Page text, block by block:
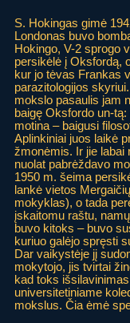
S. Hokingas gimė
Londonas buvo
Hokingo, V-2 sprogo
persikėlė į Oksfordą,
kur jo tėvas Frankas
parazitologijos
mokslo pasaulis jam
baigę Oksfordo un-
motina – baigusi
Aplinkiniai juos laikė
žmonėmis. Ir jie labai
nuolat pabrėždavo
1950 m. šeima
lankė vietos
mokyklas), o tada
įskaitomu raštu,
buvo kitoks – buvo
kuriuo galėjo spręsti
Dar vaikystėje jį
mokytojo, jis tvirtai
kad toks
universitetiniame
mokslus. Čia ėmė